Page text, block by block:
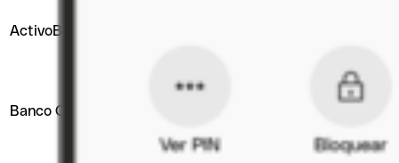
ActivoBank
Banco CTT
Cashback 2%
mobilidade